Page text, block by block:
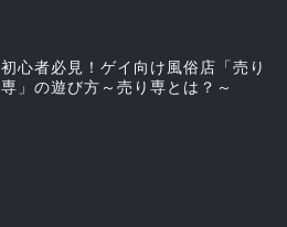
初心者必見！ゲイ向け風俗店「売り
専」の遊び方～売り専とは？～